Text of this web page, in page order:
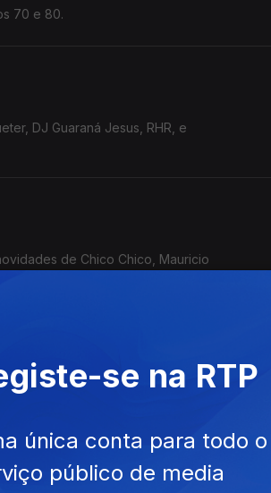
70 e 80.
DJ Guaraná Jesus, RHR, e
de Chico Chico, Mauricio
se na RTP
única conta para todo o
público de media